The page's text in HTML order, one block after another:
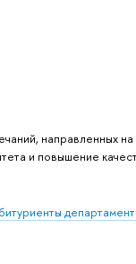
направленных
и повышение